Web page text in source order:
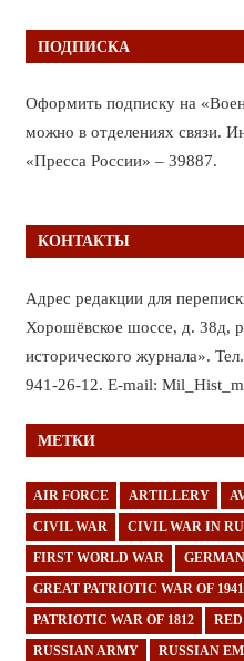
ПОДПИСКА
Оформить подписку на
можно в отделениях связи.
«Пресса России» – 39887.
КОНТАКТЫ
Адрес редакции для
Хорошёвское шоссе, д. 38д,
исторического журнала».
941-26-12. E-mail:
МЕТКИ
AIR FORCE ARTILLERY
CIVIL WAR CIVIL WAR IN
FIRST WORLD WAR
GREAT PATRIOTIC WAR OF
PATRIOTIC WAR OF 1812
RUSSIAN ARMY RUSSIAN